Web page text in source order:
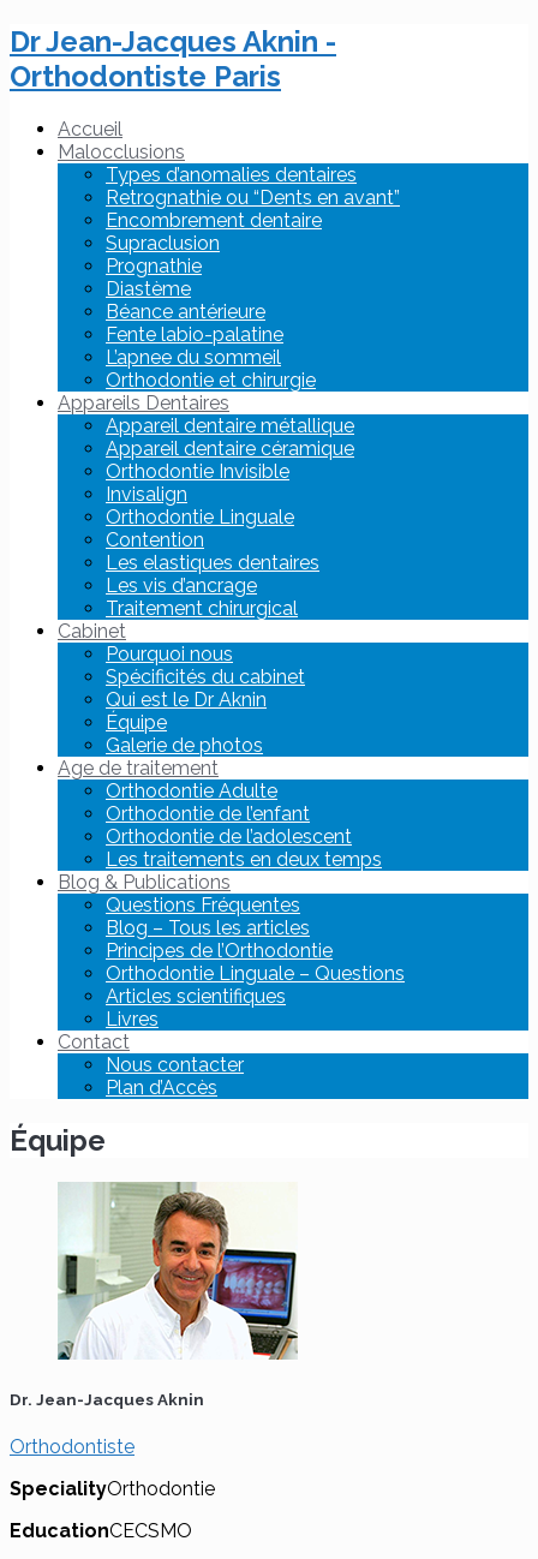
Dr Jean-Jacques Aknin -
Orthodontiste Paris
Accueil
Malocclusions
Types d’anomalies dentaires
Retrognathie ou “Dents en avant”
Encombrement dentaire
Supraclusion
Prognathie
Diastème
Béance antérieure
Fente labio-palatine
L’apnee du sommeil
Orthodontie et chirurgie
Appareils Dentaires
Appareil dentaire métallique
Appareil dentaire céramique
Orthodontie Invisible
Invisalign
Orthodontie Linguale
Contention
Les elastiques dentaires
Les vis d’ancrage
Traitement chirurgical
Cabinet
Pourquoi nous
Spécificités du cabinet
Qui est le Dr Aknin
Équipe
Galerie de photos
Age de traitement
Orthodontie Adulte
Orthodontie de l’enfant
Orthodontie de l’adolescent
Les traitements en deux temps
Blog & Publications
Questions Fréquentes
Blog – Tous les articles
Principes de l’Orthodontie
Orthodontie Linguale – Questions
Articles scientifiques
Livres
Contact
Nous contacter
Plan d’Accès
Équipe
Dr. Jean-Jacques Aknin
Orthodontiste
SpecialityOrthodontie
EducationCECSMO